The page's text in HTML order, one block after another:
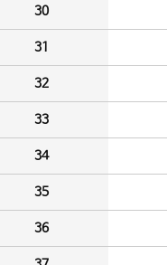
30
31
32
33
34
35
36